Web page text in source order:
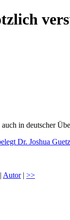
in deutscher
Dr. Joshua
| Autor| >>